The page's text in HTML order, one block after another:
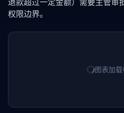
退款超过一定金额）需要主管审
权限边界。
图表加